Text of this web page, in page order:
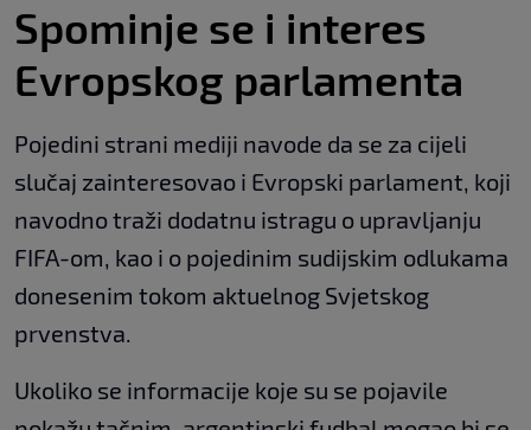
Spominje se i interes
Evropskog parlamenta
Pojedini strani mediji navode da se za cijeli
slučaj zainteresovao i Evropski parlament, koji
navodno traži dodatnu istragu o upravljanju
FIFA-om, kao i o pojedinim sudijskim odlukama
donesenim tokom aktuelnog Svjetskog
prvenstva.
Ukoliko se informacije koje su se pojavile